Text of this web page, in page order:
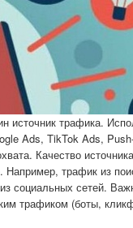
источник трафика.
Ads, TikTok Ads,
Качество
трафик из
социальных сетей.
трафиком (боты,